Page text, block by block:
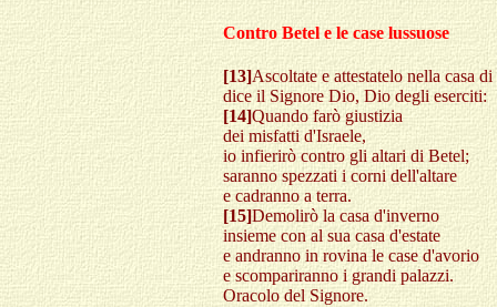
Contro Betel e le case lussuose
[13]Ascoltate e attestatelo nella casa
dice il Signore Dio, Dio degli eserciti:
[14]Quando farò giustizia
dei misfatti d'Israele,
io infierirò contro gli altari di Betel;
saranno spezzati i corni dell'altare
e cadranno a terra.
[15]Demolirò la casa d'inverno
insieme con al sua casa d'estate
e andranno in rovina le case d'avorio
e scompariranno i grandi palazzi.
Oracolo del Signore.